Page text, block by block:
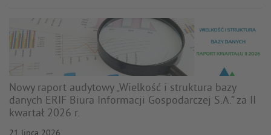
Nowy raport audytowy „Wielkość i struktura bazy
danych ERIF Biura Informacji Gospodarczej S.A.” za II
kwartał 2026 r.